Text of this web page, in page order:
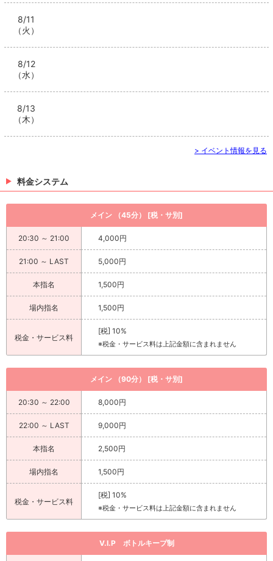
8/11
（火）
8/12
（水）
8/13
（木）
> イベント情報を見る
料金システム
メイン （45分） [税・サ別]
20:30 ～ 21:00 4,000円
21:00 ～ LAST 5,000円
本指名 1,500円
場内指名 1,500円
税金・サービス料
[税] 10%
※税金・サービス料は上記金額に含まれません
メイン （90分） [税・サ別]
20:30 ～ 22:00 8,000円
22:00 ～ LAST 9,000円
本指名 2,500円
場内指名 1,500円
税金・サービス料
[税] 10%
※税金・サービス料は上記金額に含まれません
V.I.P ボトルキープ制